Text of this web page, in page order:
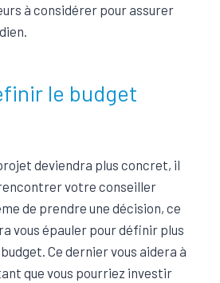
à considérer pour assurer
le budget
deviendra plus concret, il
votre conseiller
de prendre une décision, ce
vous épauler pour définir plus
Ce dernier vous aidera à
que vous pourriez investir